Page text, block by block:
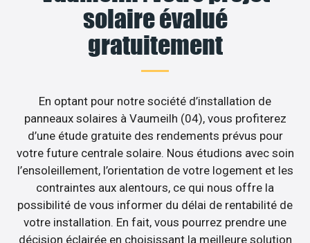
solaire évalué
gratuitement
En optant pour notre société d’installation de
panneaux solaires à Vaumeilh (04), vous profiterez
d’une étude gratuite des rendements prévus pour
votre future centrale solaire. Nous étudions avec soin
l’ensoleillement, l’orientation de votre logement et les
contraintes aux alentours, ce qui nous offre la
possibilité de vous informer du délai de rentabilité de
votre installation. En fait, vous pourrez prendre une
décision éclairée en choisissant la meilleure solution